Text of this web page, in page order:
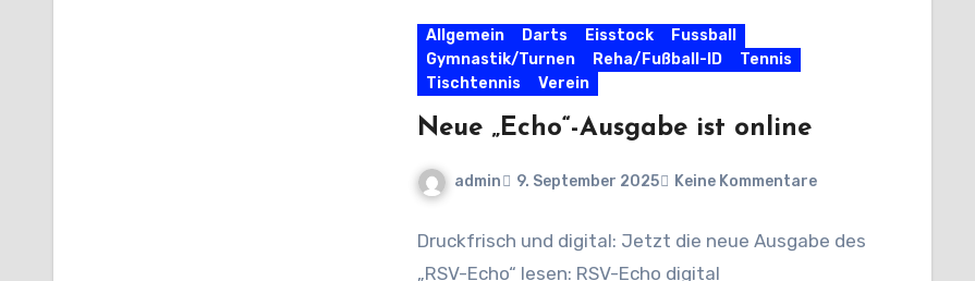
Allgemein Darts Eisstock
Fussball
Gymnastik/Turnen
Reha/Fußball-ID
Tennis
Tischtennis
Verein
Neue „Echo“-Ausgabe ist online
admin 9. September 2025 Keine Kommentare
Druckfrisch und digital: Jetzt die neue Ausgabe des
„RSV-Echo“ lesen: RSV-Echo digital